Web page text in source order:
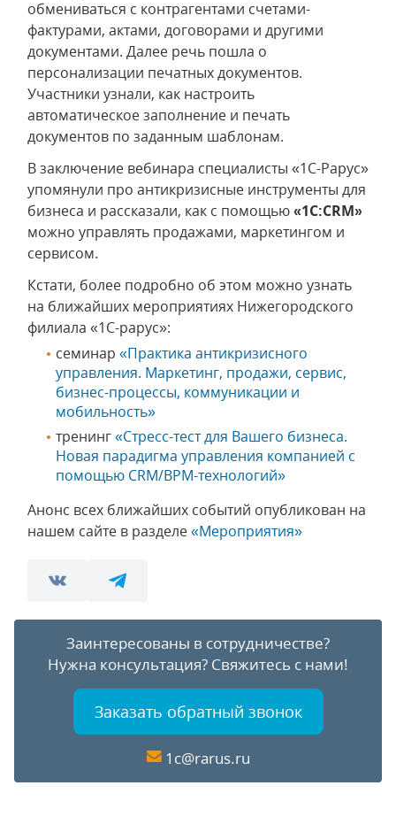
обмениваться с контрагентами счетами-
фактурами, актами, договорами и другими
документами. Далее речь пошла о
персонализации печатных документов.
Участники узнали, как настроить
автоматическое заполнение и печать
документов по заданным шаблонам.
В заключение вебинара специалисты «1С-Рарус»
упомянули про антикризисные инструменты для
бизнеса и рассказали, как с помощью«1С:CRM»
можно управлять продажами, маркетингом и
сервисом.
Кстати, более подробно об этом можно узнать
на ближайших мероприятиях Нижегородского
филиала «1С-рарус»:
семинар «Практика антикризисного
управления. Маркетинг, продажи, сервис,
бизнес-процессы, коммуникации и
мобильность»
тренинг«Стресс-тест для Вашего бизнеса.
Новая парадигма управления компанией с
помощью CRM/BPM-технологий»
Анонс всех ближайших событий опубликован на
нашем сайте в разделе«Мероприятия»
Заинтересованы в сотрудничестве?
Нужна консультация? Свяжитесь с нами!
Заказать обратный звонок
1c@rarus.ru